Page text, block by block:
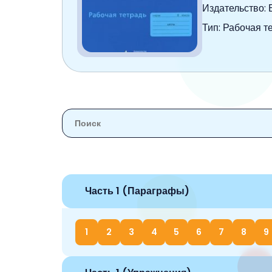
8 класс
10 класс
11 класс
Издательство:
Тип: Рабочая
Часть 1 (Параграфы)
1 2 3 4 5 6 7 8 9